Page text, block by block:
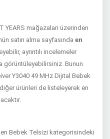
YEARS mağazaları üzerinden
satın alma sayfasında en
ayrıntılı incelemeler
görüntüleyebilirsiniz. Bunun
Y3040 49 MHz Dijital Bebek
ürünleri de listeleyerek en
Bebek Telsizi kategorisindeki